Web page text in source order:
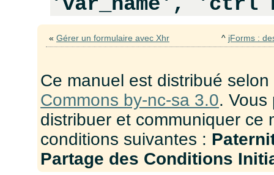
« Gérer un formulaire avec Xhr ^ jForms :
Ce manuel est distribué
Commons by-nc-sa 3.0. Vous
distribuer et communiquer ce
conditions suivantes :
Partage des Conditions